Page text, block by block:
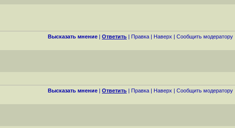
Высказать мнение | Ответить | Правка | Наверх | Cообщить модератору
Высказать мнение | Ответить | Правка | Наверх | Cообщить модератору